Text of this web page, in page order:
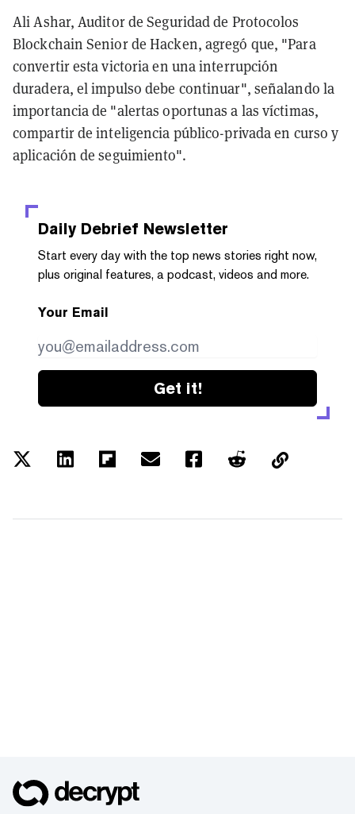
Ali Ashar, Auditor de Seguridad de Protocolos
Blockchain Senior de Hacken, agregó que, "Para
convertir esta victoria en una interrupción
duradera, el impulso debe continuar", señalando la
importancia de "alertas oportunas a las víctimas,
compartir de inteligencia público-privada en curso y
aplicación de seguimiento".
Daily Debrief Newsletter
Start every day with the top news stories right now,
plus original features, a podcast, videos and more.
Your Email
Get it!